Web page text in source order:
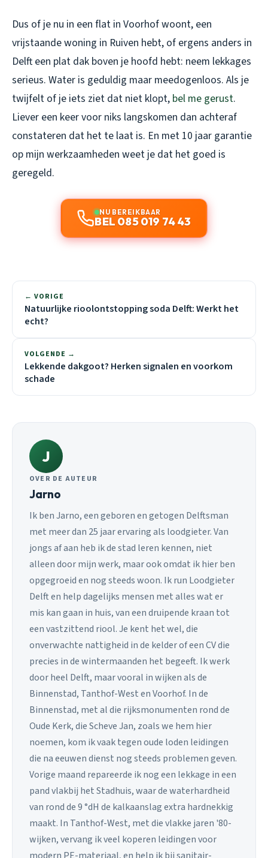
Dus of je nu in een flat in Voorhof woont, een
vrijstaande woning in Ruiven hebt, of ergens anders in
Delft een plat dak boven je hoofd hebt: neem lekkages
serieus. Water is geduldig maar meedogenloos. Als je
twijfelt of je iets ziet dat niet klopt, bel me gerust.
Liever een keer voor niks langskomen dan achteraf
constateren dat het te laat is. En met 10 jaar garantie
op mijn werkzaamheden weet je dat het goed is
geregeld.
NU BEREIKBAAR
BEL 085 019 74 43
← VORIGE
Natuurlijke rioolontstopping soda Delft: Werkt het
echt?
VOLGENDE →
Lekkende dakgoot? Herken signalen en voorkom
schade
J
OVER DE AUTEUR
Jarno
Ik ben Jarno, een geboren en getogen Delftsman
met meer dan 25 jaar ervaring als loodgieter. Van
jongs af aan heb ik de stad leren kennen, niet
alleen door mijn werk, maar ook omdat ik hier ben
opgegroeid en nog steeds woon. Ik run Loodgieter
Delft en help dagelijks mensen met alles wat er
mis kan gaan in huis, van een druipende kraan tot
een vastzittend riool. Je kent het wel, die
onverwachte nattigheid in de kelder of een CV die
precies in de wintermaanden het begeeft. Ik werk
door heel Delft, maar vooral in wijken als de
Binnenstad, Tanthof-West en Voorhof. In de
Binnenstad, met al die rijksmonumenten rond de
Oude Kerk, die Scheve Jan, zoals we hem hier
noemen, kom ik vaak tegen oude loden leidingen
die na eeuwen dienst nog steeds problemen geven.
Vorige maand repareerde ik nog een lekkage in een
pand vlakbij het Stadhuis, waar de waterhardheid
van rond de 9 °dH de kalkaanslag extra hardnekkig
maakt. In Tanthof-West, met die vlakke jaren '80-
wijken, vervang ik veel koperen leidingen voor
modern PE-materiaal, en help ik bij sanitair-